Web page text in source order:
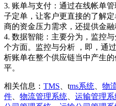
3. 账单与支付：通过在线帐单
子定单，让客户更直接的了解
商的资金压力需求，还提供金融
4. 数据智能：主要分为，监控
个方面。监控与分析 ，即，通
析账单在整个供应链当中产生
平。
相关信息： TMS 、tms系统 物
件
物流管理系统 运输管理系